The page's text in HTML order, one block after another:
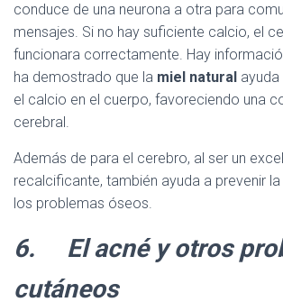
conduce de una neurona a otra para
mensajes. Si no hay suficiente calcio, el
funcionara correctamente. Hay
ha demostrado que la miel natural
el calcio en el cuerpo, favoreciendo una
cerebral.
Además de para el cerebro, al ser un
recalcificante, también ayuda a prevenir
los problemas óseos.
6. El acné y otros
cutáneos